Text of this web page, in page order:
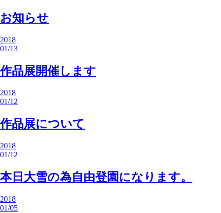
お知らせ
2018
01/13
作品展開催します
2018
01/12
作品展について
2018
01/12
本日大雪の為自由登園になります。
2018
01/05